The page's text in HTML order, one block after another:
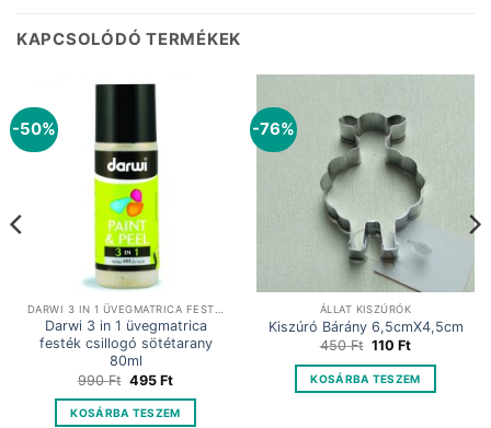
KAPCSOLÓDÓ TERMÉKEK
-50%
Darwi 3 in 1 üvegmatrica
festék csillogó sötétarany
80ml
990Ft Original
was:
990 Ft.
495FtCurrent
is:
495 Ft.
KOSÁRBA TESZEM
-76%
ÁLLAT KISZÚRÓK
Kiszúró Bárány 6,5cmX4,5cm
450Ft Original
was:
450 Ft.
110FtCurrent
is:
110 Ft.
KOSÁRBA TESZEM